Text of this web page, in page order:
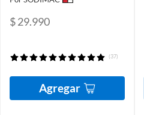
$ 29.990
(37)
Agregar